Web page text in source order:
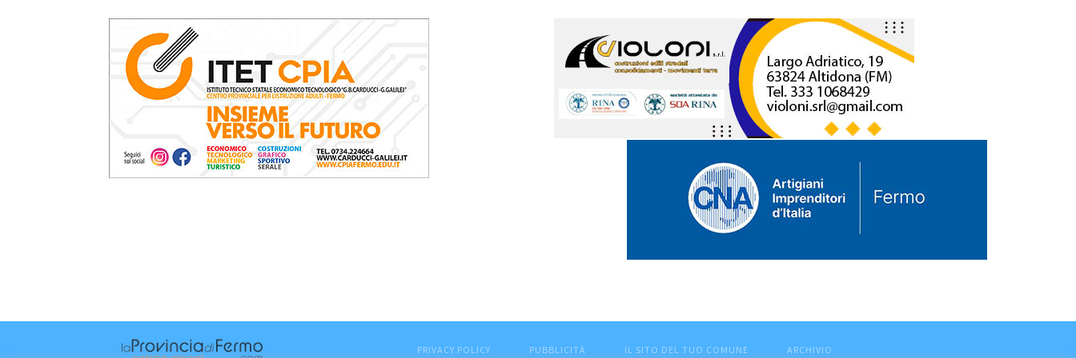
PRIVACY POLICY PUBBLICITÀ IL SITO DEL TUO COMUNE ARCHIVIO